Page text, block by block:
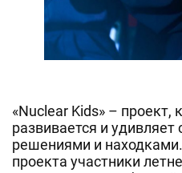
«Nuclear Kids» –
развивается и
решениями и
проекта участники